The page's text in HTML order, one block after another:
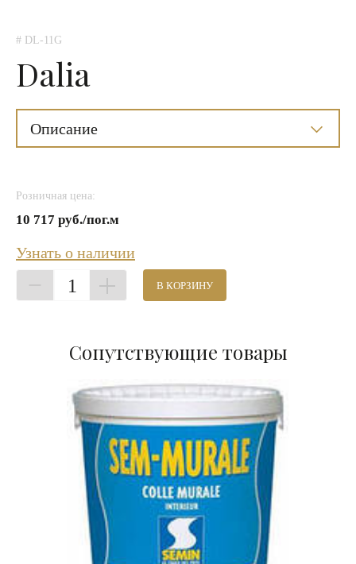
# DL-11G
Dalia
Описание
Розничная цена:
10 717 руб./пог.м
Узнать о наличии
1 В КОРЗИНУ
Сопутствующие товары